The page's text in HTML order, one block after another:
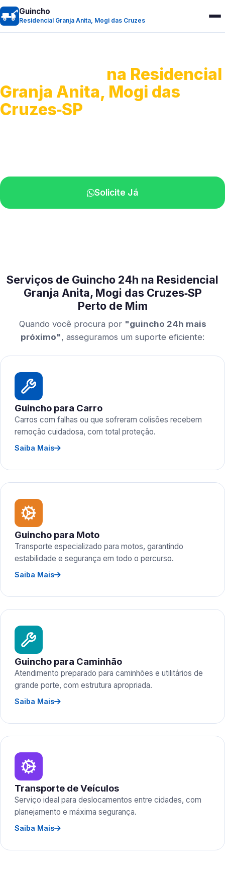
Guincho
Residencial Granja Anita, Mogi das Cruzes
na Residencial
Granja Anita, Mogi das
Cruzes‑SP
Solicite Já
Serviços de Guincho 24h na Residencial
Granja Anita, Mogi das Cruzes‑SP
Perto de Mim
Quando você procura por "guincho 24h mais
próximo", asseguramos um suporte eficiente:
Guincho para Carro
Carros com falhas ou que sofreram colisões recebem
remoção cuidadosa, com total proteção.
Saiba Mais
Guincho para Moto
Transporte especializado para motos, garantindo
estabilidade e segurança em todo o percurso.
Saiba Mais
Guincho para Caminhão
Atendimento preparado para caminhões e utilitários de
grande porte, com estrutura apropriada.
Saiba Mais
Transporte de Veículos
Serviço ideal para deslocamentos entre cidades, com
planejamento e máxima segurança.
Saiba Mais